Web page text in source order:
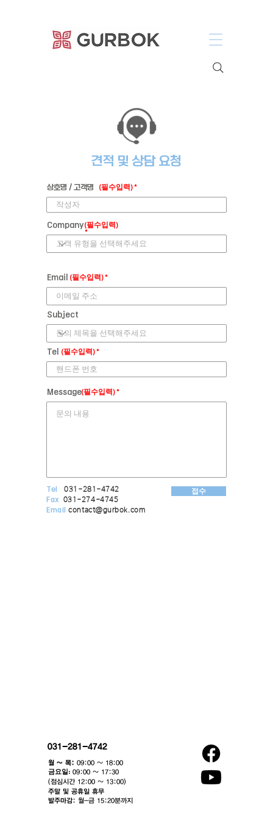
거복푸드
견적 및 상담 요청
상호명 / 고객명 (필수입력)
Company(필수입력)
Email (필수입력)
Subject
Tel (필수입력)
Message(필수입력)
접수
Tel
031-281-4742
Fax
031-274-4745
Email
contact@gurbok.com
031-281-4742
월 ~ 목: 09:00 ~ 18:00
​금요일: 09:00 ~ 17:30
(점심시간 12:00 ~ 13:00)​
주말 및 공휴일 휴무
발주마감: 월-금 15:20분까지